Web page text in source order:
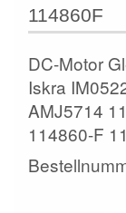
114860F
DC-Motor
Iskra
AMJ5714
114860-F